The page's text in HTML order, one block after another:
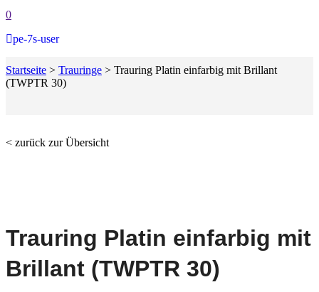
0
pe-7s-user
Startseite > Trauringe > Trauring Platin einfarbig mit Brillant
(TWPTR 30)
< zurück zur Übersicht
Trauring Platin einfarbig mit
Brillant (TWPTR 30)